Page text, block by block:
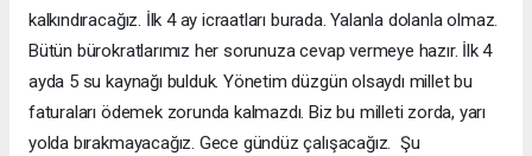
kalkındıracağız. İlk 4 ay icraatları burada. Yalanla dolanla olmaz.
Bütün bürokratlarımız her sorunuza cevap vermeye hazır. İlk 4
ayda 5 su kaynağı bulduk. Yönetim düzgün olsaydı millet bu
faturaları ödemek zorunda kalmazdı. Biz bu milleti zorda, yarı
yolda bırakmayacağız. Gece gündüz çalışacağız. Şu